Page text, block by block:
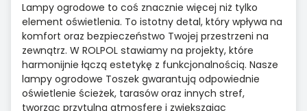
Lampy ogrodowe to coś znacznie więcej niż tylko
element oświetlenia. To istotny detal, który wpływa na
komfort oraz bezpieczeństwo Twojej przestrzeni na
zewnątrz. W ROLPOL stawiamy na projekty, które
harmonijnie łączą estetykę z funkcjonalnością. Nasze
lampy ogrodowe Toszek gwarantują odpowiednie
oświetlenie ścieżek, tarasów oraz innych stref,
tworząc przytulną atmosferę i zwiększając